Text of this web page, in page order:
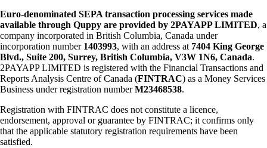
Euro-denominated SEPA transaction processing services made
available through Quppy are provided by 2PAYAPP LIMITED, a
company incorporated in British Columbia, Canada under
incorporation number 1403993, with an address at 7404 King George
Blvd., Suite 200, Surrey, British Columbia, V3W 1N6, Canada.
2PAYAPP LIMITED is registered with the Financial Transactions and
Reports Analysis Centre of Canada (FINTRAC) as a Money Services
Business under registration numberM23468538.
Registration with FINTRAC does not constitute a licence,
endorsement, approval or guarantee by FINTRAC; it confirms only
that the applicable statutory registration requirements have been
satisfied.